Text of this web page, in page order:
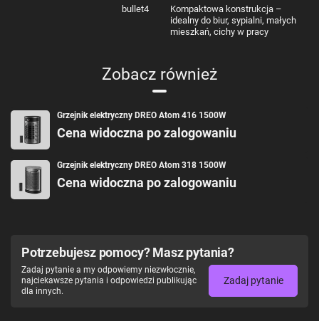
bullet4
Kompaktowa konstrukcja –
idealny do biur, sypialni, małych
mieszkań, cichy w pracy
Zobacz również
Grzejnik elektryczny DREO Atom 416 1500W
Cena widoczna po zalogowaniu
Grzejnik elektryczny DREO Atom 318 1500W
Cena widoczna po zalogowaniu
Potrzebujesz pomocy? Masz pytania?
Zadaj pytanie a my odpowiemy niezwłocznie,
najciekawsze pytania i odpowiedzi publikując
dla innych.
Zadaj pytanie